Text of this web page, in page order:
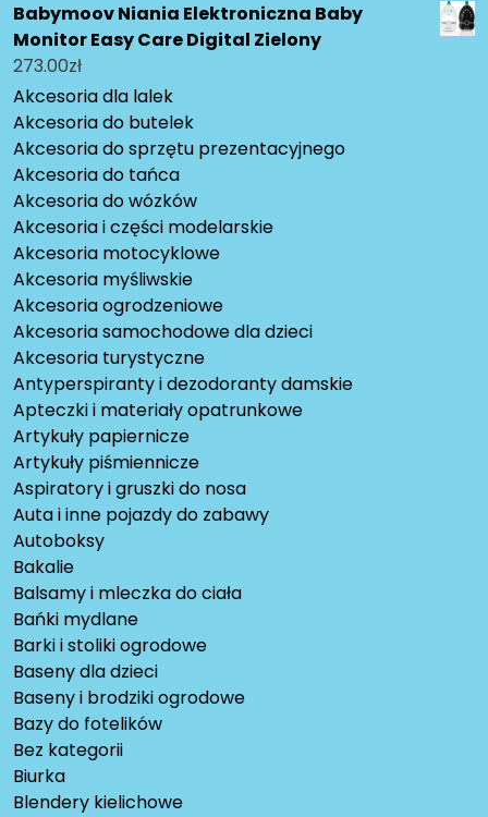
Babymoov Niania Elektroniczna Baby
Monitor Easy Care Digital Zielony
273.00zł
Akcesoria dla lalek
Akcesoria do butelek
Akcesoria do sprzętu prezentacyjnego
Akcesoria do tańca
Akcesoria do wózków
Akcesoria i części modelarskie
Akcesoria motocyklowe
Akcesoria myśliwskie
Akcesoria ogrodzeniowe
Akcesoria samochodowe dla dzieci
Akcesoria turystyczne
Antyperspiranty i dezodoranty damskie
Apteczki i materiały opatrunkowe
Artykuły papiernicze
Artykuły piśmiennicze
Aspiratory i gruszki do nosa
Auta i inne pojazdy do zabawy
Autoboksy
Bakalie
Balsamy i mleczka do ciała
Bańki mydlane
Barki i stoliki ogrodowe
Baseny dla dzieci
Baseny i brodziki ogrodowe
Bazy do fotelików
Bez kategorii
Biurka
Blendery kielichowe